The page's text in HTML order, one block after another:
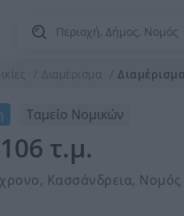
Διαμέρισμα
Ταμείο Νομικών
τ.μ.
Κασσάνδρεια, Νομός